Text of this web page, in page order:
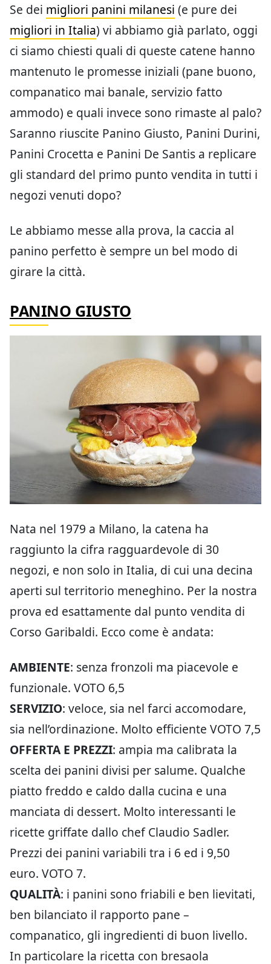
Se dei migliori panini milanesi (e pure dei
migliori in Italia) vi abbiamo già parlato, oggi
ci siamo chiesti quali di queste catene hanno
mantenuto le promesse iniziali (pane buono,
companatico mai banale, servizio fatto
ammodo) e quali invece sono rimaste al palo?
Saranno riuscite Panino Giusto, Panini Durini,
Panini Crocetta e Panini De Santis a replicare
gli standard del primo punto vendita in tutti i
negozi venuti dopo?
Le abbiamo messe alla prova, la caccia al
panino perfetto è sempre un bel modo di
girare la città.
PANINO GIUSTO
Nata nel 1979 a Milano, la catena ha
raggiunto la cifra ragguardevole di 30
negozi, e non solo in Italia, di cui una decina
aperti sul territorio meneghino. Per la nostra
prova ed esattamente dal punto vendita di
Corso Garibaldi. Ecco come è andata:
AMBIENTE: senza fronzoli ma piacevole e
funzionale. VOTO 6,5
SERVIZIO: veloce, sia nel farci accomodare,
sia nell’ordinazione. Molto efficiente VOTO 7,5
OFFERTA E PREZZI: ampia ma calibrata la
scelta dei panini divisi per salume. Qualche
piatto freddo e caldo dalla cucina e una
manciata di dessert. Molto interessanti le
ricette griffate dallo chef Claudio Sadler.
Prezzi dei panini variabili tra i 6 ed i 9,50
euro. VOTO 7.
QUALITÀ: i panini sono friabili e ben lievitati,
ben bilanciato il rapporto pane –
companatico, gli ingredienti di buon livello.
In particolare la ricetta con bresaola